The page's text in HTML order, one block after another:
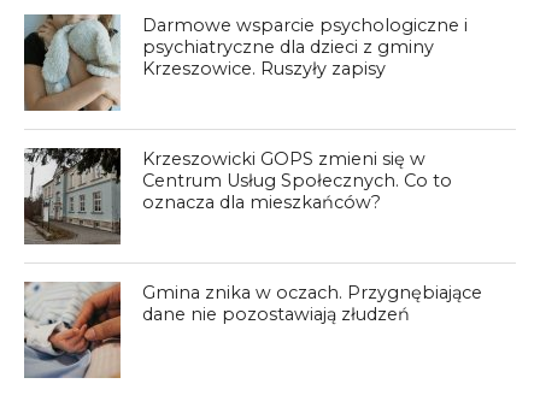
Darmowe wsparcie psychologiczne i
psychiatryczne dla dzieci z gminy
Krzeszowice. Ruszyły zapisy
Krzeszowicki GOPS zmieni się w
Centrum Usług Społecznych. Co to
oznacza dla mieszkańców?
Gmina znika w oczach. Przygnębiające
dane nie pozostawiają złudzeń